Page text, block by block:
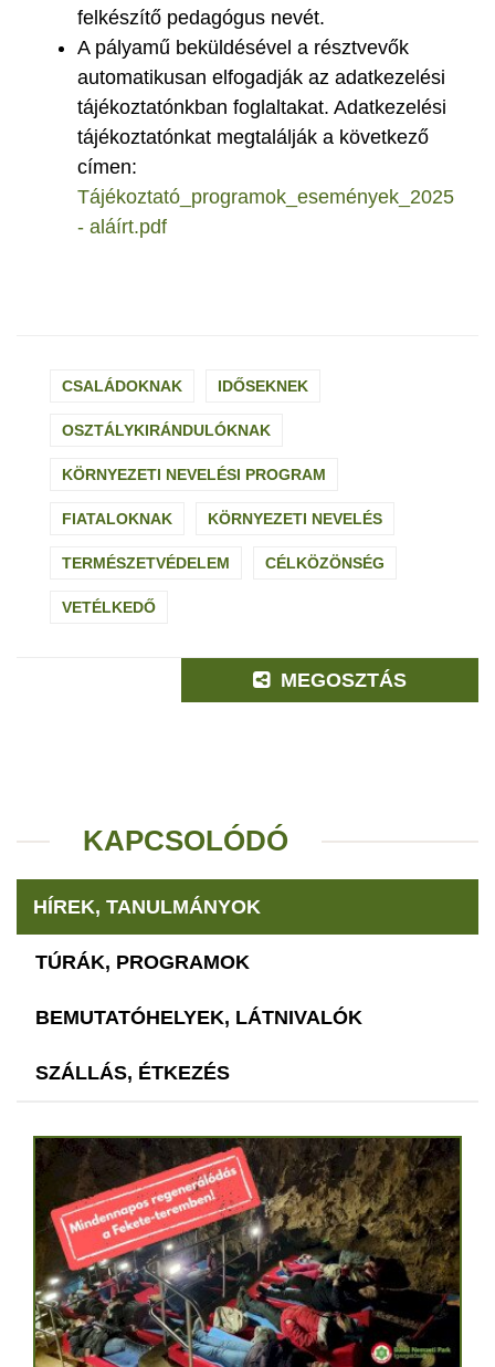
felkészítő pedagógus nevét.
A pályamű beküldésével a résztvevők
automatikusan elfogadják az adatkezelési
tájékoztatónkban foglaltakat. Adatkezelési
tájékoztatónkat megtalálják a következő
címen:
Tájékoztató_programok_események_2025
- aláírt.pdf
CSALÁDOKNAK IDŐSEKNEK
OSZTÁLYKIRÁNDULÓKNAK
KÖRNYEZETI NEVELÉSI PROGRAM
FIATALOKNAK KÖRNYEZETI NEVELÉS
TERMÉSZETVÉDELEM CÉLKÖZÖNSÉG
VETÉLKEDŐ
MEGOSZTÁS
KAPCSOLÓDÓ
HÍREK, TANULMÁNYOK
TÚRÁK, PROGRAMOK
BEMUTATÓHELYEK, LÁTNIVALÓK
SZÁLLÁS, ÉTKEZÉS